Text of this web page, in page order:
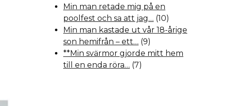
Min man retade mig på en
poolfest och sa att jag… (10)
Min man kastade ut vår 18-årige
son hemifrån – ett… (9)
**Min svärmor gjorde mitt hem
till en enda röra… (7)